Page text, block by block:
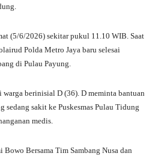
(5/6/2026) sekitar pukul 11.10 WIB. Saat
Polda Metro Jaya baru selesai
di Pulau Payung.
berinisial D (36). D meminta bantuan
sedang sakit ke Puskesmas Pulau Tidung
medis.
Bersama Tim Sambang Nusa dan